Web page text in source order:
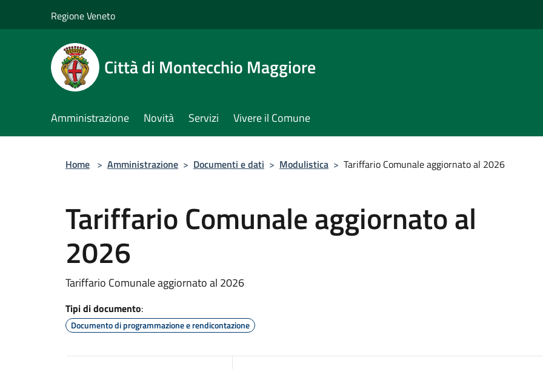
Regione Veneto
Città di Montecchio Maggiore
Amministrazione Novità Servizi Vivere il Comune
Home > Amministrazione > Documenti e dati > Modulistica > Tariffario Comunale aggiornato al 2026
Tariffario Comunale aggiornato al
2026
Tariffario Comunale aggiornato al 2026
Tipi di documento:
Documento di programmazione e rendicontazione